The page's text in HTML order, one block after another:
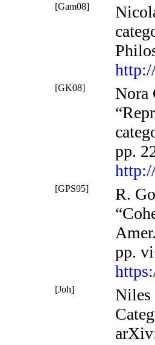
[Gam08]
[GK08]
Nora
pp.
[GPS95]
R.
pp.
[Joh]
Niles